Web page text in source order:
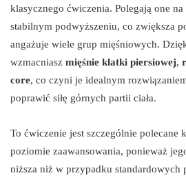
klasycznego ćwiczenia. Polegają one
stabilnym podwyższeniu, co zwiększa
angażuje wiele grup mięśniowych.
wzmacniasz mięśnie klatki piersiowej,
core, co czyni je idealnym
poprawić siłę górnych partii ciała.
To ćwiczenie jest szczególnie polecane
poziomie zaawansowania, ponieważ
niższa niż w przypadku standardowych